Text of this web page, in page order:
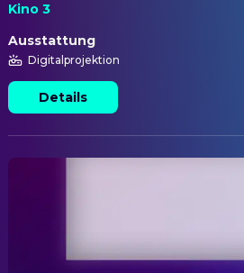
Kino 3
Ausstattung
Digitalprojektion
Details